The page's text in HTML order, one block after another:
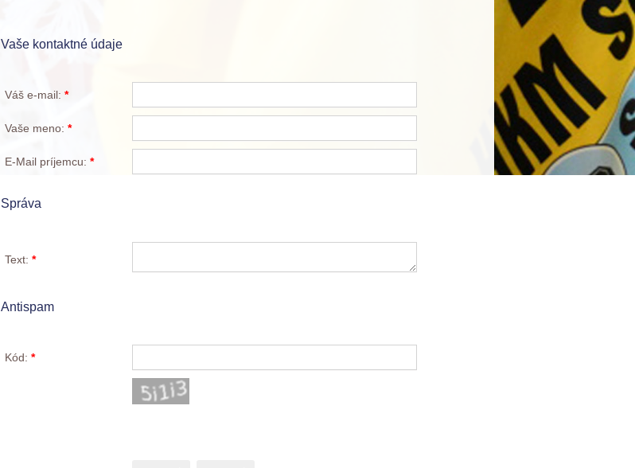
Vaše kontaktné údaje
Váš e-mail: *
Vaše meno: *
E-Mail príjemcu: *
Správa
Text: *
Antispam
Kód: *